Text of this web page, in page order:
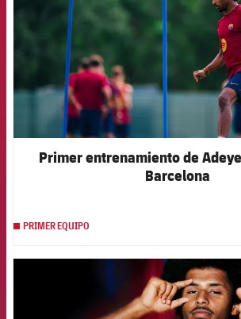
Primer entrenamiento de
Barcelona
PRIMER EQUIPO
FCB